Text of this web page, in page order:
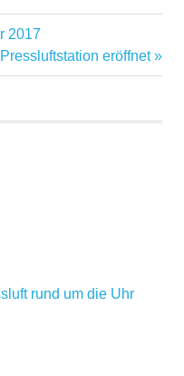
2017
Nächster
Beitrag:
Pressluftstation eröffnet